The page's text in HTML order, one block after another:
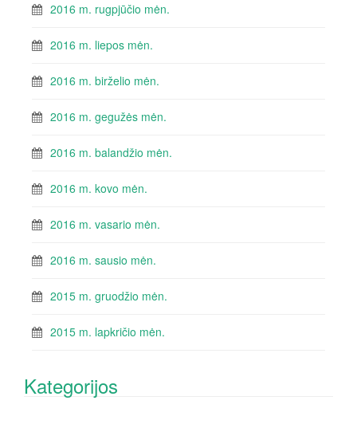
2016 m. rugpjūčio mėn.
2016 m. liepos mėn.
2016 m. birželio mėn.
2016 m. gegužės mėn.
2016 m. balandžio mėn.
2016 m. kovo mėn.
2016 m. vasario mėn.
2016 m. sausio mėn.
2015 m. gruodžio mėn.
2015 m. lapkričio mėn.
Kategorijos